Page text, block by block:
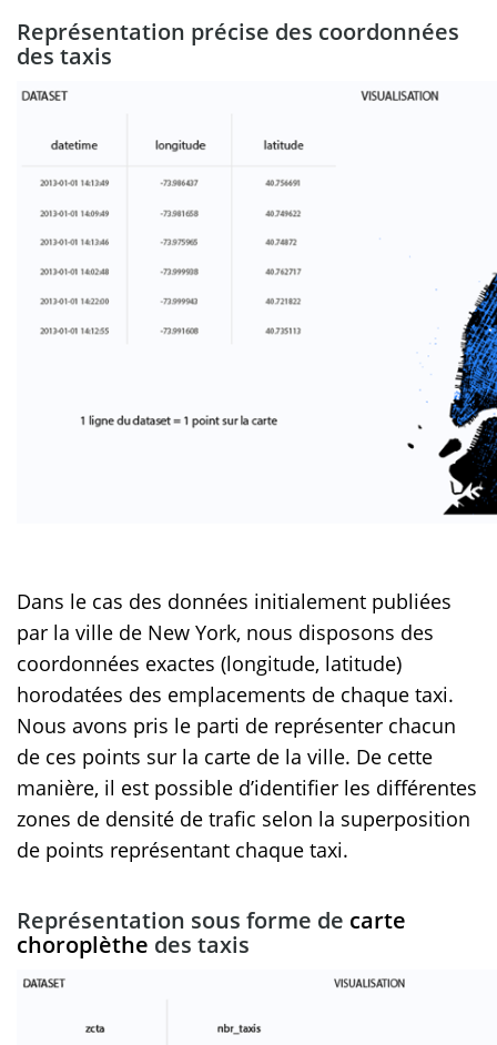
Représentation précise des coordonnées
des taxis
Dans le cas des données initialement publiées
par la ville de New York, nous disposons des
coordonnées exactes (longitude, latitude)
horodatées des emplacements de chaque taxi.
Nous avons pris le parti de représenter chacun
de ces points sur la carte de la ville. De cette
manière, il est possible d’identifier les différentes
zones de densité de trafic selon la superposition
de points représentant chaque taxi.
Représentation sous forme de carte
choroplèthe des taxis